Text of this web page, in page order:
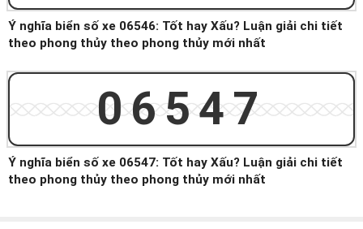
Ý nghĩa biển số xe 06546: Tốt hay Xấu? Luận giải chi tiết
theo phong thủy theo phong thủy mới nhất
06547
Ý nghĩa biển số xe 06547: Tốt hay Xấu? Luận giải chi tiết
theo phong thủy theo phong thủy mới nhất